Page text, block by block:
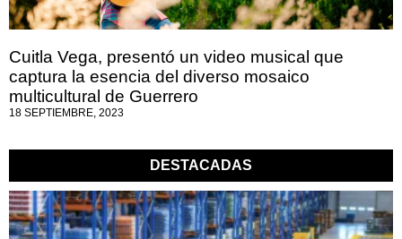
Cuitla Vega, presentó un video musical que
captura la esencia del diverso mosaico
multicultural de Guerrero
18 SEPTIEMBRE, 2023
DESTACADAS